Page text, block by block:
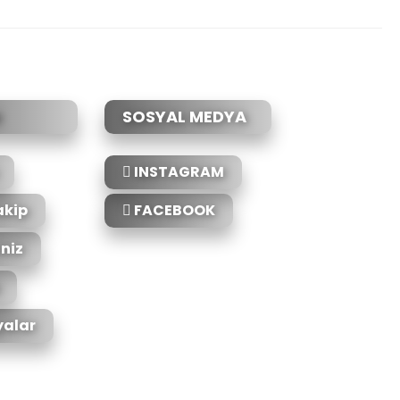
SOSYAL MEDYA
INSTAGRAM
FACEBOOK